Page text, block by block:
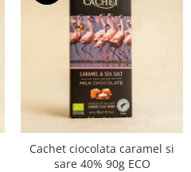
Cachet ciocolata caramel si
sare 40% 90g ECO